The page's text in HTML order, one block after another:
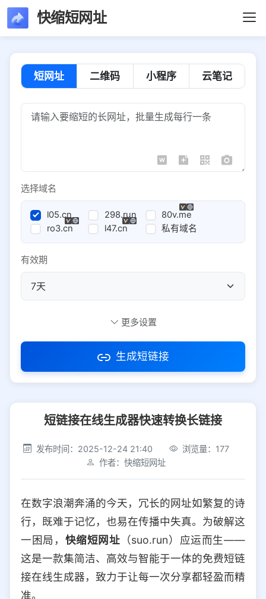
快缩短网址
短网址 二维码 小程序 云笔记
选择域名
l05.cn 298.run
80v.me
ro3.cn
l47.cn 私有域名
有效期
访问密码
社交平台 电商平台
选择防红平台类型，避免链接被拦截
iOS Android PC 其他
选择允许访问的平台类型
更多设置
生成短链接
短链接在线生成器快速转换长链接
发布时间：2025-12-24 21:40
浏览量：177
作者：快缩短网址
在数字浪潮奔涌的今天，冗长的网址如繁复的诗
行，既难于记忆，也易在传播中失真。为破解这
一困局， 快缩短网址 （suo.run）应运而生——
这是一款集简洁、高效与智能于一体的免费短链
接在线生成器，致力于让每一次分享都轻盈而精
准。